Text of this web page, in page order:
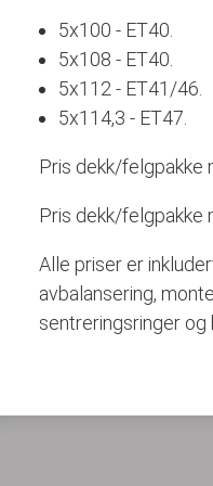
5x100 - ET40.
5x108 - ET40.
5x112 - ET41/46.
5x114,3 - ET47.
Pris dekk/felgpakke
Pris dekk/felgpakke
Alle priser er
avbalansering,
sentreringsringer og